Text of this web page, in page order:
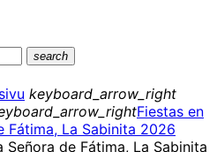
search
keyboard_arrow_right
Fiestas en
Fátima, La Sabinita 2026
de Fátima, La Sabinita